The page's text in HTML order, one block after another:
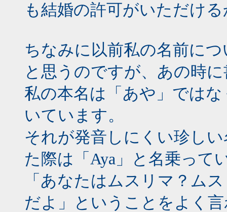
も結婚の許可がいただけ
ちなみに以前私の名前に
と思うのですが、あの時
私の本名は「あや」では
いています。
それが発音しにくい珍し
た際は「Aya」と名乗って
「あなたはムスリマ？ム
だよ」ということをよく